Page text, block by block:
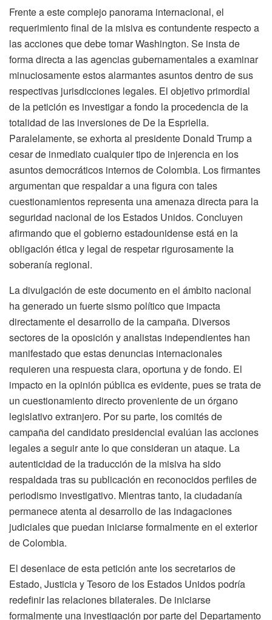
Frente a este complejo panorama internacional, el
requerimiento final de la misiva es contundente respecto a
las acciones que debe tomar Washington. Se insta de
forma directa a las agencias gubernamentales a examinar
minuciosamente estos alarmantes asuntos dentro de sus
respectivas jurisdicciones legales. El objetivo primordial
de la petición es investigar a fondo la procedencia de la
totalidad de las inversiones de De la Espriella.
Paralelamente, se exhorta al presidente Donald Trump a
cesar de inmediato cualquier tipo de injerencia en los
asuntos democráticos internos de Colombia. Los firmantes
argumentan que respaldar a una figura con tales
cuestionamientos representa una amenaza directa para la
seguridad nacional de los Estados Unidos. Concluyen
afirmando que el gobierno estadounidense está en la
obligación ética y legal de respetar rigurosamente la
soberanía regional.
La divulgación de este documento en el ámbito nacional
ha generado un fuerte sismo político que impacta
directamente el desarrollo de la campaña. Diversos
sectores de la oposición y analistas independientes han
manifestado que estas denuncias internacionales
requieren una respuesta clara, oportuna y de fondo. El
impacto en la opinión pública es evidente, pues se trata de
un cuestionamiento directo proveniente de un órgano
legislativo extranjero. Por su parte, los comités de
campaña del candidato presidencial evalúan las acciones
legales a seguir ante lo que consideran un ataque. La
autenticidad de la traducción de la misiva ha sido
respaldada tras su publicación en reconocidos perfiles de
periodismo investigativo. Mientras tanto, la ciudadanía
permanece atenta al desarrollo de las indagaciones
judiciales que puedan iniciarse formalmente en el exterior
de Colombia.
El desenlace de esta petición ante los secretarios de
Estado, Justicia y Tesoro de los Estados Unidos podría
redefinir las relaciones bilaterales. De iniciarse
formalmente una investigación por parte del Departamento